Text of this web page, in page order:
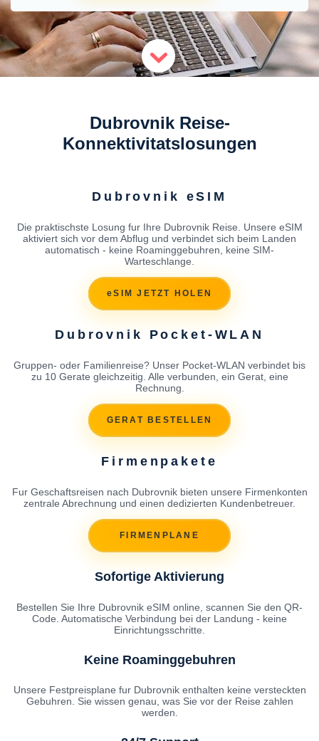
Dubrovnik Reise-
Konnektivitatslosungen
Dubrovnik eSIM
Die praktischste Losung fur Ihre Dubrovnik Reise. Unsere eSIM
aktiviert sich vor dem Abflug und verbindet sich beim Landen
automatisch - keine Roaminggebuhren, keine SIM-
Warteschlange.
eSIM JETZT HOLEN
Dubrovnik Pocket-WLAN
Gruppen- oder Familienreise? Unser Pocket-WLAN verbindet bis
zu 10 Gerate gleichzeitig. Alle verbunden, ein Gerat, eine
Rechnung.
GERAT BESTELLEN
Firmenpakete
Fur Geschaftsreisen nach Dubrovnik bieten unsere Firmenkonten
zentrale Abrechnung und einen dedizierten Kundenbetreuer.
FIRMENPLANE
Sofortige Aktivierung
Bestellen Sie Ihre Dubrovnik eSIM online, scannen Sie den QR-
Code. Automatische Verbindung bei der Landung - keine
Einrichtungsschritte.
Keine Roaminggebuhren
Unsere Festpreisplane fur Dubrovnik enthalten keine versteckten
Gebuhren. Sie wissen genau, was Sie vor der Reise zahlen
werden.